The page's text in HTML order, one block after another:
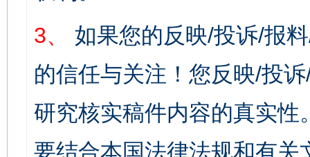
3、
如果您的反映/投诉/报
的信任与关注！您反映/投
研究核实稿件内容的真实
要结合本国法律法规和有关